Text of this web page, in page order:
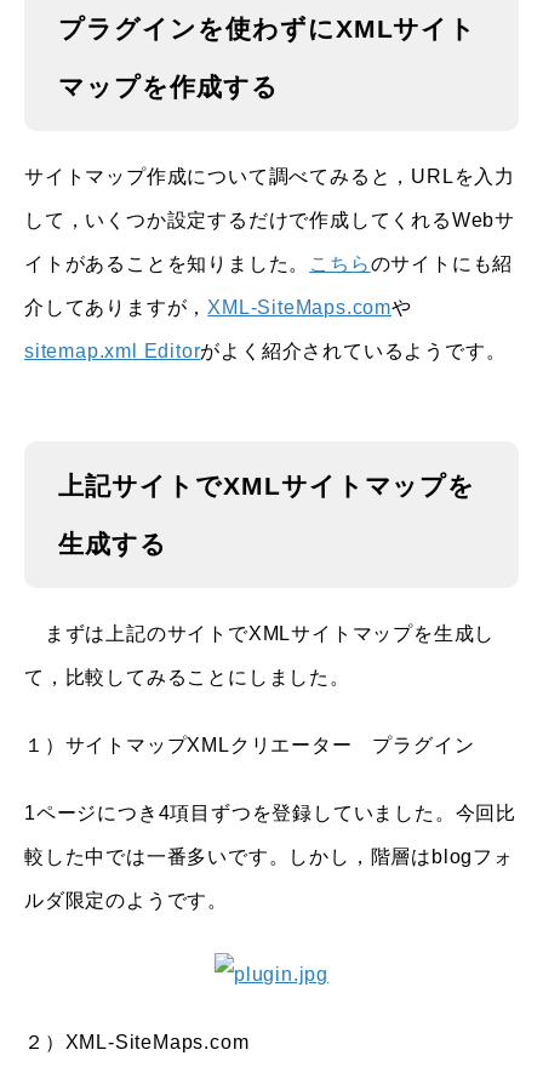
プラグインを使わずにXMLサイト
マップを作成する
サイトマップ作成について調べてみると，URLを入力
して，いくつか設定するだけで作成してくれるWebサ
イトがあることを知りました。 こちらのサイトにも紹
介してありますが， XML-SiteMaps.comや
sitemap.xml Editorがよく紹介されているようです。
上記サイトでXMLサイトマップを
生成する
まずは上記のサイトでXMLサイトマップを生成し
て，比較してみることにしました。
１）サイトマップXMLクリエーター プラグイン
1ページにつき4項目ずつを登録していました。今回比
較した中では一番多いです。しかし，階層はblogフォ
ルダ限定のようです。
２）XML-SiteMaps.com